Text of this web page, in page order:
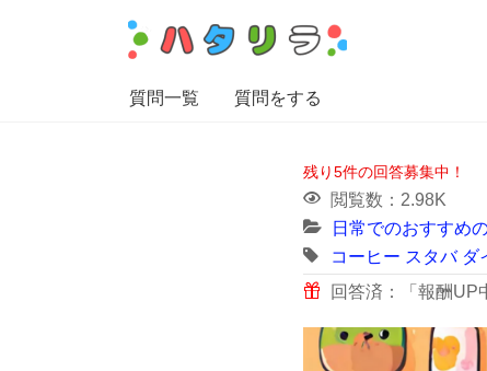
質問一覧 質問をする
残り5件の回答募集中！
閲覧数：2.98K
日常でのおすすめ
コーヒー スタバ ダ
回答済：「報酬UP